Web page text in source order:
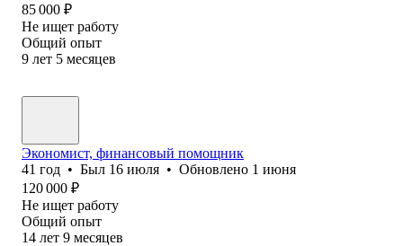
85 000 ₽
Не ищет работу
Общий опыт
9 лет 5 месяцев
Экономист, финансовый помощник
41 год • Был 16 июля • Обновлено 1 июня
120 000 ₽
Не ищет работу
Общий опыт
14 лет 9 месяцев